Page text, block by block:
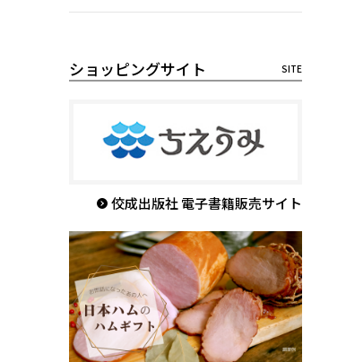
ショッピングサイト
佼成出版社 電子書籍販売サイト